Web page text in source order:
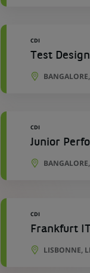
CDI
Test
CDI
Junior
CDI
Frankfurt
LISBONNE,